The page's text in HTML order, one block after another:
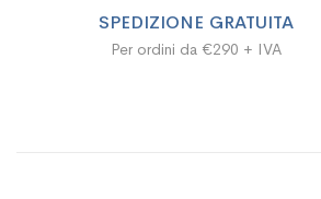
SPEDIZIONE GRATUITA
Per ordini da €290 + IVA